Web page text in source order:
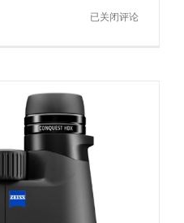
ZEISS
高
清
望
远
镜
已关闭评论